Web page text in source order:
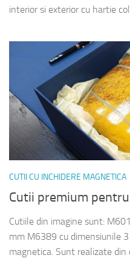
interior si exterior cu hartie
CUTII CU INCHIDERE MAGNETICA
Cutii premium
Cutiile din imagine sunt:
mm M6389 cu dimensiunile
magnetica. Sunt realizate